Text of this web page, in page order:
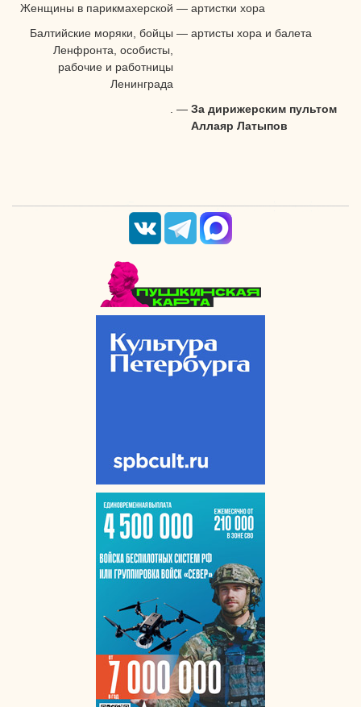
Женщины в парикмахерской — артистки хора
Балтийские моряки, бойцы
Ленфронта, особисты,
рабочие и работницы
Ленинграда
— артисты хора и балета
— За дирижерским пультом
Аллаяр Латыпов